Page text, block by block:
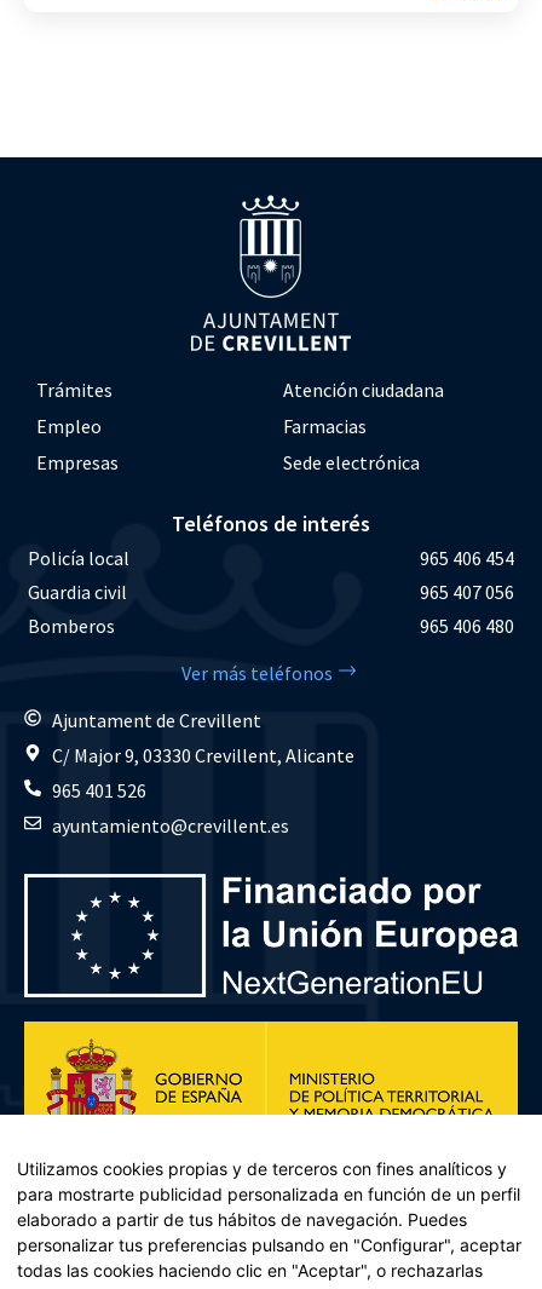
Trámites
Atención ciudadana
Empleo
Farmacias
Empresas
Sede electrónica
Teléfonos de interés
Policía local
965 406 454
Guardia civil
965 407 056
Bomberos
965 406 480
Ver más teléfonos
Ajuntament de Crevillent
C/ Major 9, 03330 Crevillent, Alicante
965 401 526
ayuntamiento@crevillent.es
Utilizamos cookies propias y de terceros con fines analíticos y
para mostrarte publicidad personalizada en función de un perfil
elaborado a partir de tus hábitos de navegación. Puedes
personalizar tus preferencias pulsando en "Configurar", aceptar
todas las cookies haciendo clic en "Aceptar", o rechazarlas